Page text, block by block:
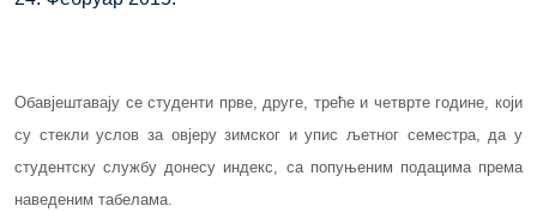
Обавјештавају се студенти прве, друге, треће и четврте године, који
су стекли услов за овјеру зимског и упис љетног семестра, да у
студентску службу донесу индекс, са попуњеним подацима према
наведеним табелама.